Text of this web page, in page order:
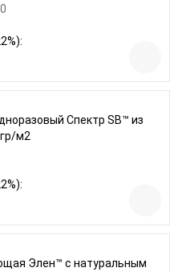
Спектр SB™ из
м2
Элен™ с натуральным